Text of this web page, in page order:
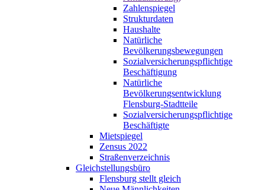
Zahlenspiegel
Strukturdaten
Haushalte
Natürliche
Bevölkerungsbewegungen
Sozialversicherungspflichtige
Beschäftigung
Natürliche
Bevölkerungsentwicklung
Flensburg-Stadtteile
Sozialversicherungspflichtige
Beschäftigte
Mietspiegel
Zensus 2022
Straßenverzeichnis
Gleichstellungsbüro
Flensburg stellt gleich